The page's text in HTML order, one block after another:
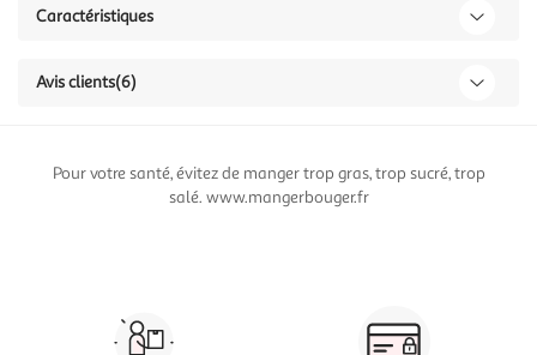
Caractéristiques
Avis clients(6)
Pour votre santé, évitez de manger trop gras, trop sucré, trop
salé. www.mangerbouger.fr